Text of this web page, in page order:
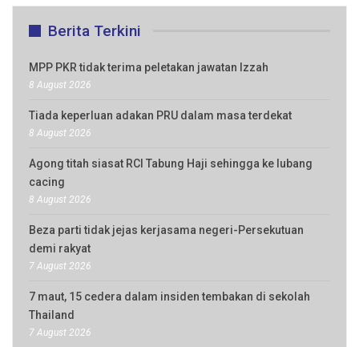
Berita Terkini
MPP PKR tidak terima peletakan jawatan Izzah
8 August 2026
Tiada keperluan adakan PRU dalam masa terdekat
8 August 2026
Agong titah siasat RCI Tabung Haji sehingga ke lubang
cacing
8 August 2026
Beza parti tidak jejas kerjasama negeri-Persekutuan
demi rakyat
7 August 2026
7 maut, 15 cedera dalam insiden tembakan di sekolah
Thailand
7 August 2026